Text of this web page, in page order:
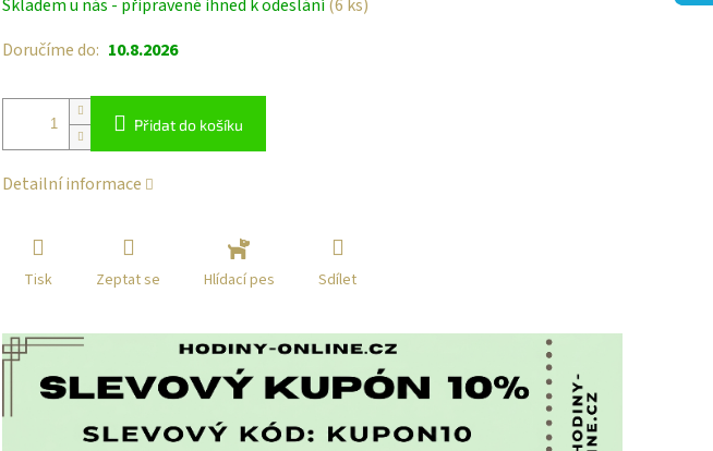
cena:
Skladem u nás - připravené ihned k odeslání(6 ks)
Doručíme do: 10.8.2026
Přidat do košíku
Detailní informace
Tisk Zeptat se Hlídací pes Sdílet